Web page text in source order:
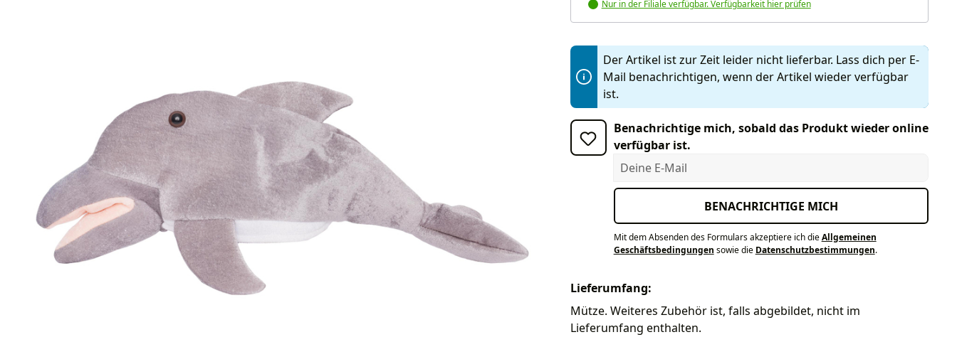
Nur in der Filiale verfügbar. Verfügbarkeit hier prüfen
Der Artikel ist zur Zeit leider nicht lieferbar. Lass dich per E-
Mail benachrichtigen, wenn der Artikel wieder verfügbar
ist.
Benachrichtige mich, sobald das Produkt wieder online
verfügbar ist.
Deine E-Mail
BENACHRICHTIGE MICH
Mit dem Absenden des Formulars akzeptiere ich dieAllgemeinen
Geschäftsbedingungen sowie die Datenschutzbestimmungen.
Lieferumfang:
Mütze. Weiteres Zubehör ist, falls abgebildet, nicht im
Lieferumfang enthalten.